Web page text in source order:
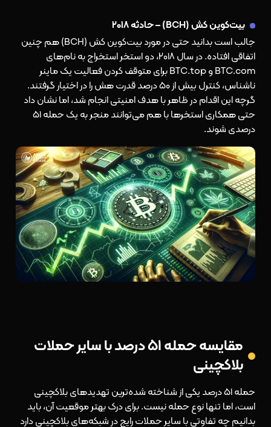
بیت‌کوین کش (BCH) – حادثه ۲۰۱۸
جالب است بدانید حتی در مورد بیت‌کوین کش (BCH) هم چنین
اتفاقی افتاده. در سال ۲۰۱۸، دو استخر استخراج به نام‌های
BTC.com و BTC.top برای متوقف کردن فعالیت یک ماینر
ناشناس، کنترل بیش از ۵۰ درصد قدرت هش را در اختیار گرفتند.
گرچه این اقدام در ظاهر با هدف امنیتی انجام شد، اما نشان داد
حتی همکاری استخرها با هم می‌توانند منجر به یک حمله ۵۱
درصدی شوند.
مقایسه حمله ۵۱ درصد با سایر حملات
بلاکچینی
حمله ۵۱ درصد یکی از شناخته شده‌ترین تهدیدهای بلاکچینی
است، اما تنها نوع حمله نیست. برای درک بهتر موقعیت آن، باید
بدانیم چه تفاوتی با سایر حملات رایج در شبکه‌های بلاکچینی دارد